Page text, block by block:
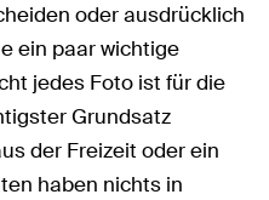
oder ausdrücklich
ein paar wichtige
jedes Foto ist für die
Grundsatz
der Freizeit oder ein
haben nichts in